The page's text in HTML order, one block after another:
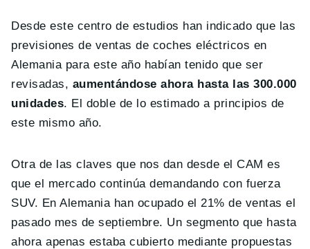
Desde este centro de estudios han indicado que las
previsiones de ventas de coches eléctricos en
Alemania para este año habían tenido que ser
revisadas, aumentándose ahora hasta las 300.000
unidades. El doble de lo estimado a principios de
este mismo año.
Otra de las claves que nos dan desde el CAM es
que el mercado continúa demandando con fuerza
SUV. En Alemania han ocupado el 21% de ventas el
pasado mes de septiembre. Un segmento que hasta
ahora apenas estaba cubierto mediante propuestas